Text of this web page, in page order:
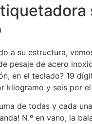
a su estructura,
pesaje de acero
en el teclado? 19
kilogramo y seis por
de todas y cada
N.º en vano, la